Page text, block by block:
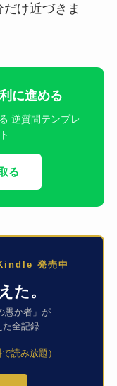
け近づきま
に進める
逆質問テンプレ
る
発売中
た。
愚か者」が
た全記録
読み放題）